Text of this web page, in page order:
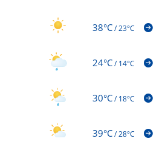
38°C/23°C
24°C/14°C
30°C/18°C
39°C/28°C